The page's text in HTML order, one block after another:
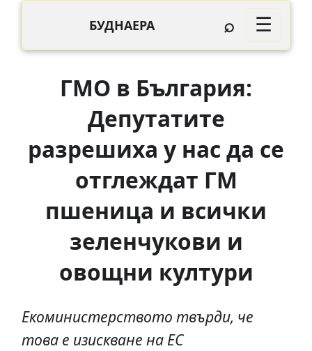
БУДНАЕРА ⌕ ☰
ГМО в България:
Депутатите
разрешиха у нас да се
отглеждат ГМ
пшеница и всички
зеленчукови и
овощни култури
Екоминистерството твърди, че
това е изискване на ЕС